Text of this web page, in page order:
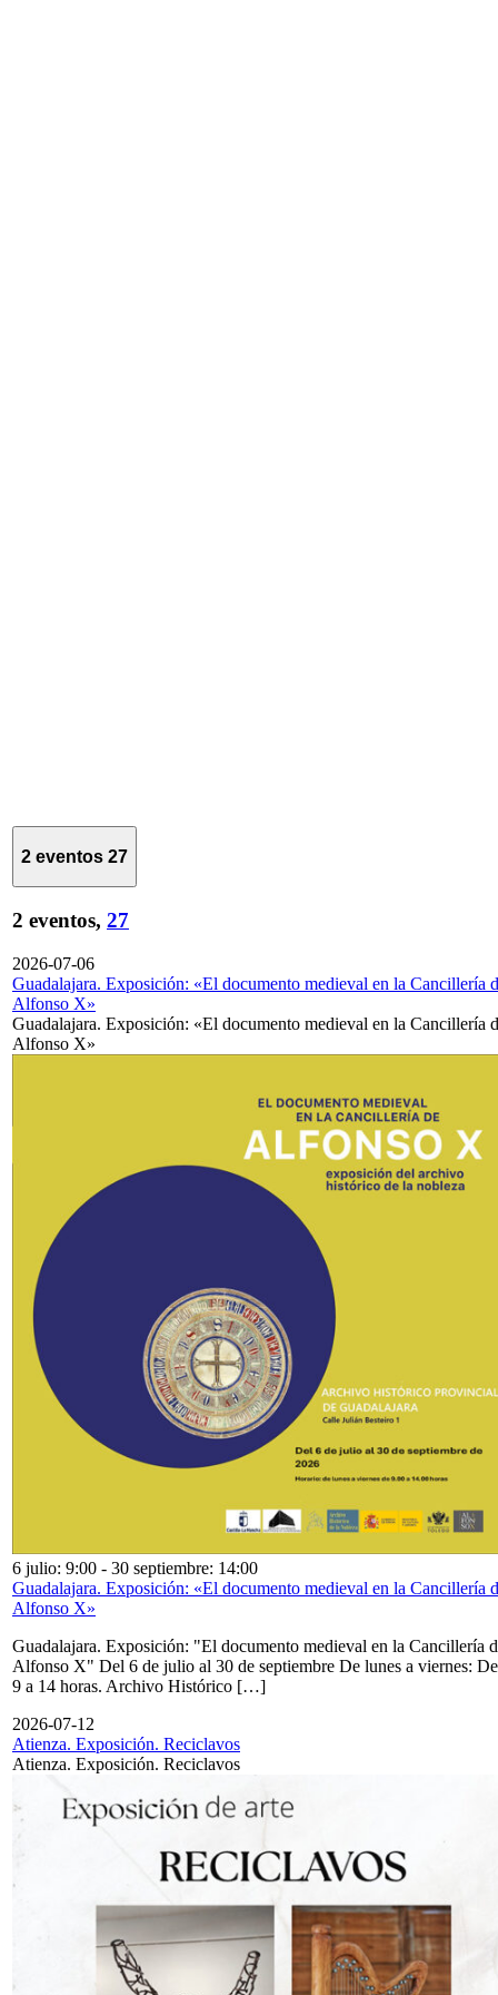
2 eventos 27
2 eventos, 27
2026-07-06
Guadalajara. Exposición: «El documento medieval en la Cancillería
Alfonso X»
Guadalajara. Exposición: «El documento medieval en la Cancillería
Alfonso X»
6 julio: 9:00 - 30 septiembre: 14:00
Guadalajara. Exposición: «El documento medieval en la Cancillería
Alfonso X»
Guadalajara. Exposición: "El documento medieval en la Cancillería
Alfonso X" Del 6 de julio al 30 de septiembre De lunes a viernes: De
9 a 14 horas. Archivo Histórico […]
2026-07-12
Atienza. Exposición. Reciclavos
Atienza. Exposición. Reciclavos